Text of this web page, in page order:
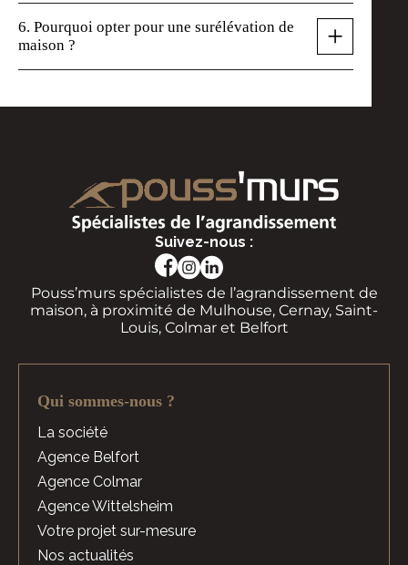
6. Pourquoi opter pour une surélévation de
maison ?
+
Suivez-nous :
Pouss’murs spécialistes de l’agrandissement de
maison, à proximité de Mulhouse, Cernay, Saint-
Louis, Colmar et Belfort
Qui sommes-nous ?
La société
Agence Belfort
Agence Colmar
Agence Wittelsheim
Votre projet sur-mesure
Nos actualités